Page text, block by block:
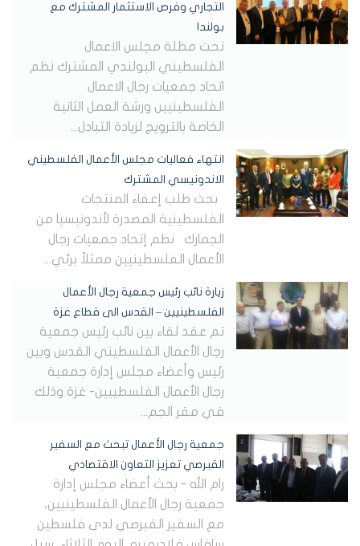
التجاري وفرص الاستثمار المشترك مع
بولندا
تحت مظلة مجلس الاعمال
الفلسطيني البولندي المشترك نظم
اتحاد جمعيات رجال الاعمال
الفلسطينيين ورشة العمل الثانية
الخاصة بالترويج لزيادة التبادل...
انتهاء فعاليات مجلس الأعمال الفلسطيني
الاندونيسي المشترك
بحث طلب إعفاء المنتجات
الفلسطينية المصدرة لأندونيسيا من
الجمارك نظم إتحاد جمعيات رجال
الأعمال الفلسطينيين ممثلاً برئي...
زيارة نائب رئيس جمعية رجال الأعمال
الفلسطينيين – القدس الى قطاع غزة
تم عقد لقاء بين نائب رئيس جمعية
رجال الأعمال الفلسطيني القدس وبين
رئيس وأعضاء مجلس إدارة جمعية
رجال الأعمال الفلسطييين- غزة وذلك
في مقر الجم...
جمعية رجال الأعمال تبحث مع السفير
القبرصي تعزيز التعاون الاقتصادي
رام الله - بحث أعضاء مجلس إدارة
جمعية رجال الأعمال الفلسطينيين،
مع السفير القبرصي لدى فلسطين